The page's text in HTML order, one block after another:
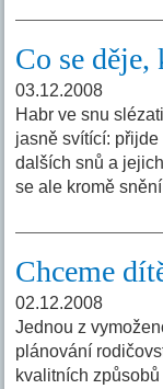
Co se děje,
03.12.2008
Habr ve snu
jasně svítící:
dalších snů a
se ale kromě
Chceme
02.12.2008
Jednou z
plánování
kvalitních